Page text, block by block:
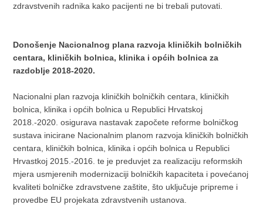
zdravstvenih radnika kako pacijenti ne bi trebali putovati.
Donošenje Nacionalnog plana razvoja kliničkih bolničkih
centara, kliničkih bolnica, klinika i općih bolnica za
razdoblje 2018-2020.
Nacionalni plan razvoja kliničkih bolničkih centara, kliničkih
bolnica, klinika i općih bolnica u Republici Hrvatskoj
2018.-2020. osigurava nastavak započete reforme bolničkog
sustava inicirane Nacionalnim planom razvoja kliničkih bolničkih
centara, kliničkih bolnica, klinika i općih bolnica u Republici
Hrvastkoj 2015.-2016. te je preduvjet za realizaciju reformskih
mjera usmjerenih modernizaciji bolničkih kapaciteta i povećanoj
kvaliteti bolničke zdravstvene zaštite, što uključuje pripreme i
provedbe EU projekata zdravstvenih ustanova.